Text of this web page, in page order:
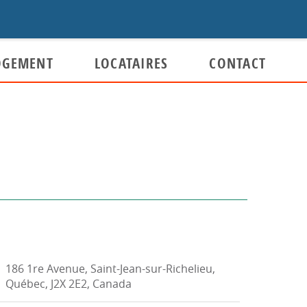
LOCATAIRES CONTACT
186 1re Avenue, Saint-Jean-sur-Richelieu,
Québec, J2X 2E2, Canada